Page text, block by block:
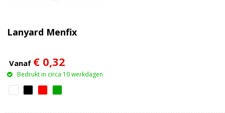
Lanyard Menfix
Vanaf € 0,32
Bedrukt in circa 10 werkdagen